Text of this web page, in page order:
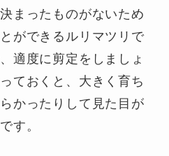
まったものがないため
ができるルリマツリで
適度に剪定をしましょ
ておくと、大きく育ち
かったりして見た目が
す。